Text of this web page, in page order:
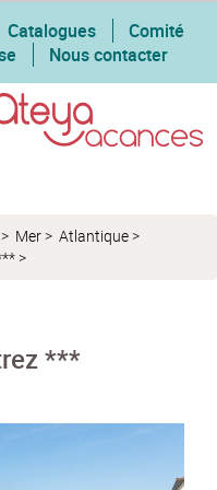
Catalogues
Comité
Nous contacter
> Mer> Atlantique>
>
***